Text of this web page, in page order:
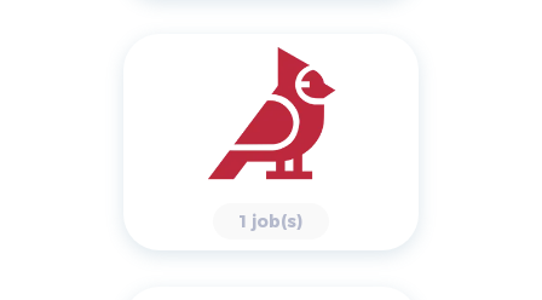
1 job(s)